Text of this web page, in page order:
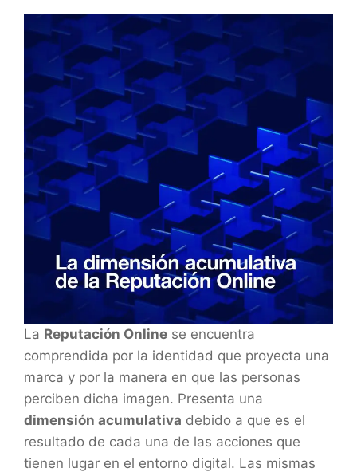
La Reputación Online se encuentra
comprendida por la identidad que proyecta una
marca y por la manera en que las personas
perciben dicha imagen. Presenta una
dimensión acumulativa debido a que es el
resultado de cada una de las acciones que
tienen lugar en el entorno digital. Las mismas